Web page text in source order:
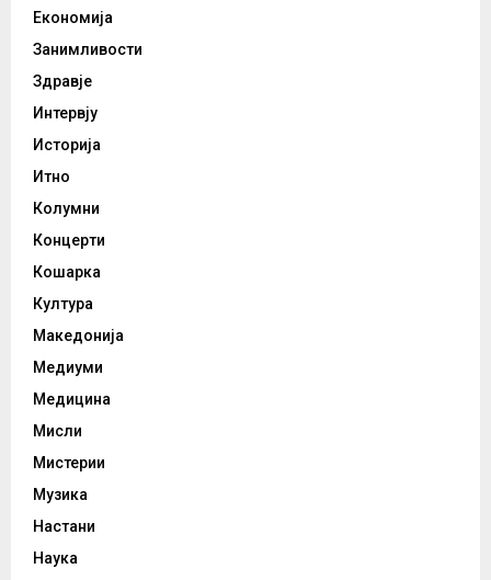
Економија
Занимливости
Здравје
Интервју
Историја
Итно
Колумни
Концерти
Кошарка
Култура
Македонија
Медиуми
Медицина
Мисли
Мистерии
Музика
Настани
Наука